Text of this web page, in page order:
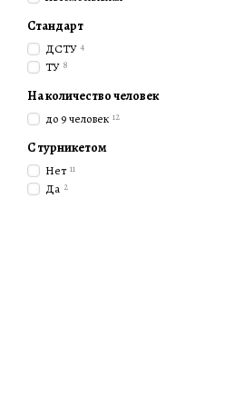
Стандарт
ДСТУ 4
ТУ 8
На количество человек
до 9 человек 12
С турникетом
Нет 11
Да 2